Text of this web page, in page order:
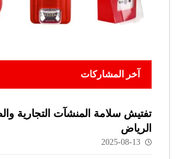
آخر المشاركات
تفتيش سلامة المنشآت التجارية
الرياض
2025-08-13